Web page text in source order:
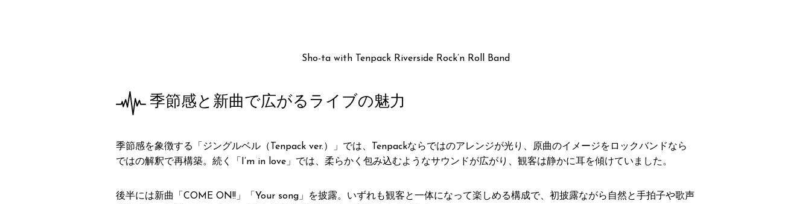
Sho-ta with Tenpack Riverside Rock’n Roll Band
季節感と新曲で広がるライブの魅力
季節感を象徴する「ジングルベル（Tenpack ver.）」では、Tenpackならではのアレンジが光り、原曲のイメージをロックバンドなら
ではの解釈で再構築。続く「I’m in love」では、柔らかく包み込むようなサウンドが広がり、観客は静かに耳を傾けていました。
後半には新曲「COME ON!!」「Your song」を披露。いずれも観客と一体になって楽しめる構成で、初披露ながら自然と手拍子や歌声